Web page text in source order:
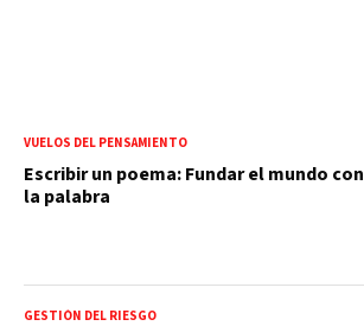
VUELOS DEL PENSAMIENTO
Escribir un poema: Fundar el mundo con
la palabra
GESTIÓN DEL RIESGO